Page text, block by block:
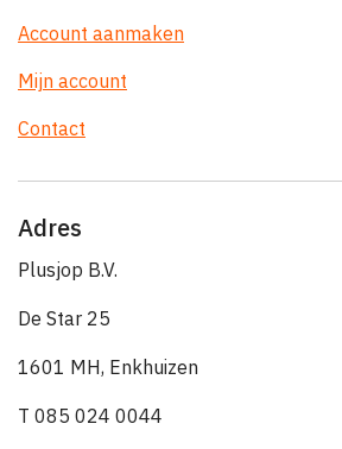
Account aanmaken
Mijn account
Contact
Adres
Plusjop B.V.
De Star 25
1601 MH, Enkhuizen
T 085 024 0044